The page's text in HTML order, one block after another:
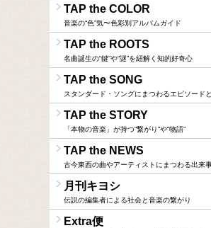
TAP the COLOR
音楽の“色”気〜色彩別アルバムガイド
TAP the ROOTS
名曲誕生の“鍵”や“謎”を紐解く知的好奇心
TAP the SONG
スタンダード・ソングにまつわるエピソード
TAP the STORY
「本物の音楽」が持つ“繋がり”や“物語”
TAP the NEWS
古今東西の曲やアーティストにまつわる出来
月刊キヨシ
伝説の編集者による社会と音楽の繋がり
Extra便